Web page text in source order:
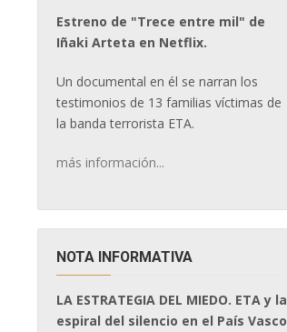
Estreno de "Trece entre mil" de
Iñaki Arteta en Netflix.
Un documental en él se narran los
testimonios de 13 familias víctimas de
la banda terrorista ETA.
más información...
NOTA INFORMATIVA
LA ESTRATEGIA DEL MIEDO. ETA y la
espiral del silencio en el País Vasco